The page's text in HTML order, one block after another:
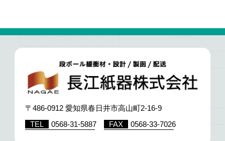
〒486-0912 愛知県春日井市高山町2-16-9
TEL
0568-31-5887 FAX 0568-33-7026